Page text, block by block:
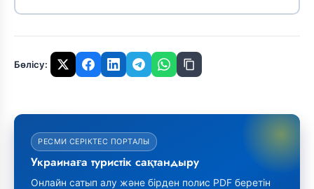
Бөлісу:
РЕСМИ СЕРІКТЕС ПОРТАЛЫ
Украинаға туристік сақтандыру
Онлайн сатып алу және бірден полис PDF беретін